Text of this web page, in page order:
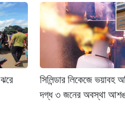
সিলিন্ডার লিকেজে ভয়াবহ
দগ্ধ ৩ জনের অবস্থা